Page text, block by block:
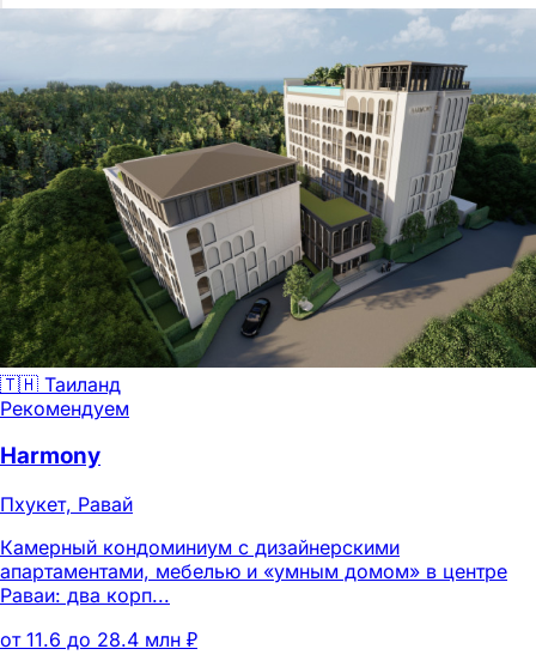
🇹🇭 Таиланд
Рекомендуем
Harmony
Пхукет, Равай
Камерный кондоминиум с дизайнерскими
апартаментами, мебелью и «умным домом» в центре
Раваи: два корп...
от 11.6 до 28.4 млн ₽